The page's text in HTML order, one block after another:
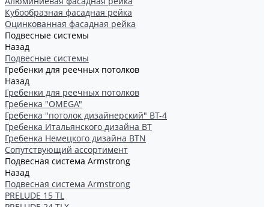
Кубообразная фасадная рейка
Оцинкованная фасадная рейка
Подвесные системы
Назад
Подвесные системы
Гребенки для реечных потолков
Назад
Гребенки для реечных потолков
Гребенка "OMEGA"
Гребенка "потолок дизайнерский" ВТ-4
Гребенка Итальянского дизайна BT
Гребенка Немецкого дизайна ВТN
Сопутствующий ассортимент
Подвесная система Armstrong
Назад
Подвесная система Armstrong
PRELUDE 15 TL